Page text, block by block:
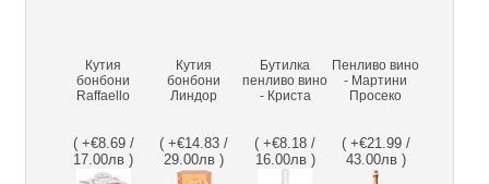
Кутия
бонбони
Raffaello
( +€8.69 /
17.00лв )
Кутия
бонбони
Линдор
( +€14.83 /
29.00лв )
Бутилка
пенливо вино
- Криста
( +€8.18 /
16.00лв )
Пенливо вино
- Мартини
Просеко
( +€21.99 /
43.00лв )